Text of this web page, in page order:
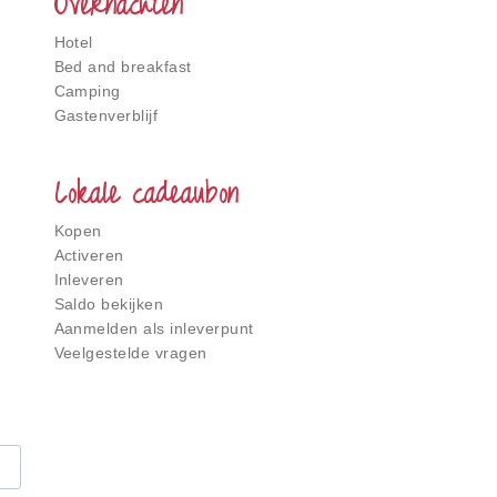
Hotel
Bed and breakfast
Camping
Gastenverblijf
Lokale cadeaubon
Kopen
Activeren
Inleveren
Saldo bekijken
Aanmelden als inleverpunt
Veelgestelde vragen